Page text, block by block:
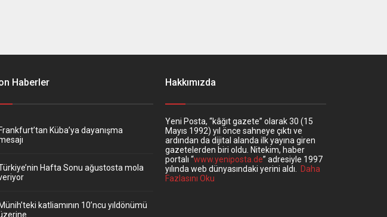
Haberler
Frankfurt’tan Küba’ya dayanışma
Hafta Sonu ağustosta mola
Münih’teki katliamının 10’ncu yıldönümü
Hakkımızda
Yeni Posta, “kâğıt gazete” olarak 30 (15
Mayıs 1992) yıl önce sahneye çıktı ve
ardından da dijital alanda ilk yayına giren
gazetelerden biri oldu. Nitekim, haber
portalı “www.yeniposta.de” adresiyle 1997
yılında web dünyasındaki yerini aldı. Daha
Fazlasını Oku